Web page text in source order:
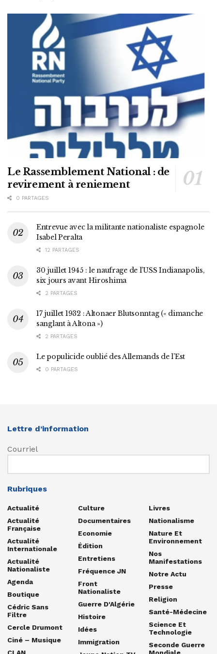
Le Rassemblement National : de
revirement à reniement
0 PARTAGES
Entrevue avec la militante nationaliste espagnole
Isabel Peralta
12 PARTAGES
30 juillet 1945 : le naufrage de l’USS Indianapolis,
six jours avant Hiroshima
2 PARTAGES
17 juillet 1932 : Altonaer Blutsonntag (« dimanche
sanglant à Altona »)
2 PARTAGES
Le populicide oublié des Allemands de l’Est
0 PARTAGES
Lettre d’information
Courriel
Rubriques
Actualité
Actualité
Française
Actualité
Internationale
Actualité
Nationaliste
Agenda
Boutique
Cédric Sans
Filtre
Cercle Drumont
Ciné – Musique
Culture
Documentaires
Economie
Édition
Entretiens
Fréquence JN
Front
Nationaliste
Guerre D'Algérie
Histoire
Idées
Immigration
Livres
Nationalisme
Nature Et
Environnement
Nos
Manifestations
Notre Actu
Presse
Religion
Santé-Médecine
Science Et
Technologie
Seconde Guerre